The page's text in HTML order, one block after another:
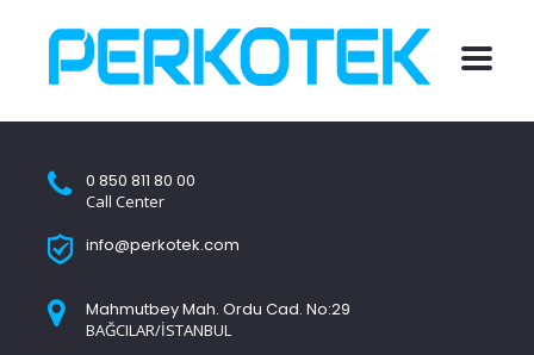
0 850 811 80 00
Call Center
info@perkotek.com
Mahmutbey Mah. Ordu Cad. No:29
BAĞCILAR/İSTANBUL